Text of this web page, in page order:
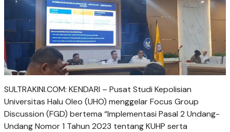
SULTRAKINI.COM: KENDARI – Pusat Studi Kepolisian
Universitas Halu Oleo (UHO) menggelar Focus Group
Discussion (FGD) bertema “Implementasi Pasal 2 Undang-
Undang Nomor 1 Tahun 2023 tentang KUHP serta